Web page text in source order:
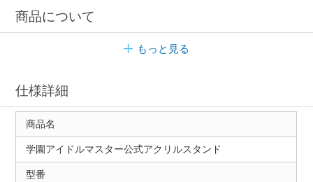
商品について
もっと見る
仕様詳細
商品名
学園アイドルマスター公式アクリルスタンド
型番